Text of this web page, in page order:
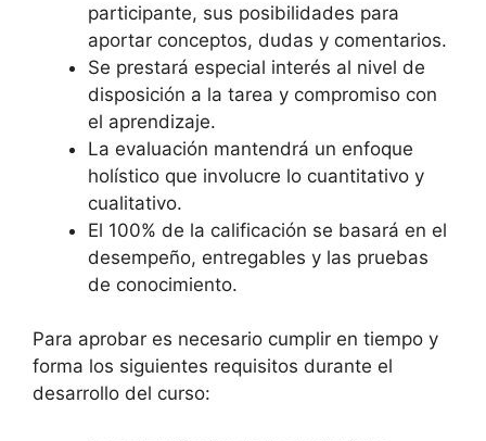
participante, sus posibilidades para
aportar conceptos, dudas y comentarios.
Se prestará especial interés al nivel de
disposición a la tarea y compromiso con
el aprendizaje.
La evaluación mantendrá un enfoque
holístico que involucre lo cuantitativo y
cualitativo.
El 100% de la calificación se basará en el
desempeño, entregables y las pruebas
de conocimiento.
Para aprobar es necesario cumplir en tiempo y
forma los siguientes requisitos durante el
desarrollo del curso: